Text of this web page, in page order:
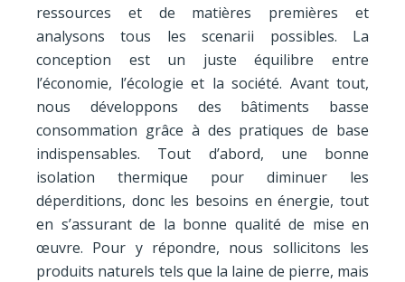
ressources et de matières premières et
analysons tous les scenarii possibles. La
conception est un juste équilibre entre
l’économie, l’écologie et la société. Avant tout,
nous développons des bâtiments basse
consommation grâce à des pratiques de base
indispensables. Tout d’abord, une bonne
isolation thermique pour diminuer les
déperditions, donc les besoins en énergie, tout
en s’assurant de la bonne qualité de mise en
œuvre. Pour y répondre, nous sollicitons les
produits naturels tels que la laine de pierre, mais